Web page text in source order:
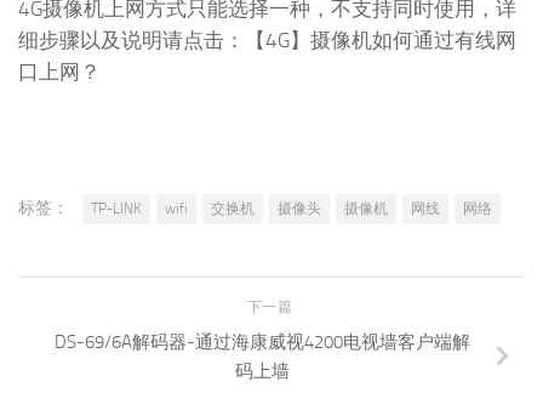
4G摄像机上网方式只能选择一种，不支持同时使用，详
细步骤以及说明请点击：【4G】摄像机如何通过有线网
口上网？
标签： TP-LINK wifi 交换机 摄像头 摄像机 网线 网络
下一篇
DS-69/6A解码器-通过海康威视4200电视墙客户端解
码上墙